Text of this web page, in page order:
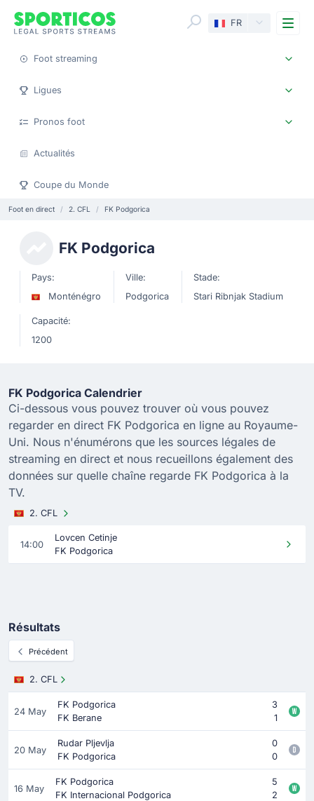
FR
Foot streaming
Ligues
Pronos foot
Actualités
Coupe du Monde
Foot en direct 2. CFL FK Podgorica
FK Podgorica
Pays:
Monténégro
Ville:
Podgorica
Stade:
Stari Ribnjak Stadium
Capacité:
1200
FK Podgorica Calendrier
Ci-dessous vous pouvez trouver où vous pouvez
regarder en direct FK Podgorica en ligne au Royaume-
Uni. Nous n'énumérons que les sources légales de
streaming en direct et nous recueillons également des
données sur quelle chaîne regarde FK Podgorica à la
TV.
2. CFL
14:00
Lovcen Cetinje
FK Podgorica
Résultats
Précédent
2. CFL
24 May
FK Podgorica
3
FK Berane
1
20 May
Rudar Pljevlja
0
FK Podgorica
0
16 May
FK Podgorica
5
FK Internacional Podgorica
2